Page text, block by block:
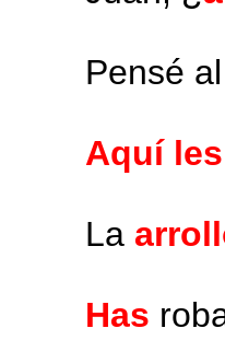
Pensé
Aquí les
La
Has